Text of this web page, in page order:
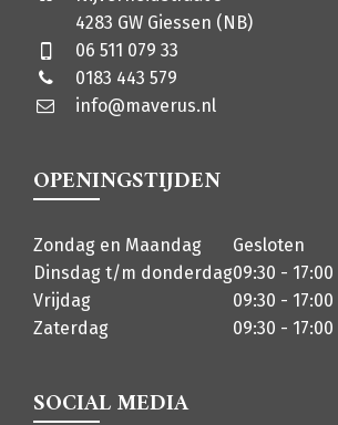
4283 GW Giessen (NB)
06 511 079 33
0183 443 579
info@maverus.nl
OPENINGSTIJDEN
Zondag en Maandag
Gesloten
Dinsdag t/m donderdag09:30 - 17:00
Vrijdag
09:30 - 17:00
Zaterdag
09:30 - 17:00
SOCIAL MEDIA